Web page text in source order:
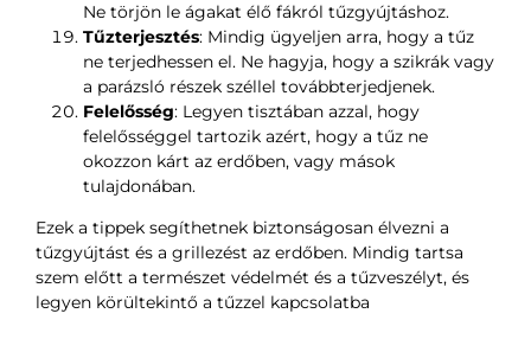
Ne törjön le ágakat élő fákról tűzgyújtáshoz.
Tűzterjesztés: Mindig ügyeljen arra, hogy a tűz
ne terjedhessen el. Ne hagyja, hogy a szikrák vagy
a parázsló részek széllel továbbterjedjenek.
Felelősség: Legyen tisztában azzal, hogy
felelősséggel tartozik azért, hogy a tűz ne
okozzon kárt az erdőben, vagy mások
tulajdonában.
Ezek a tippek segíthetnek biztonságosan élvezni a
tűzgyújtást és a grillezést az erdőben. Mindig tartsa
szem előtt a természet védelmét és a tűzveszélyt, és
legyen körültekintő a tűzzel kapcsolatba